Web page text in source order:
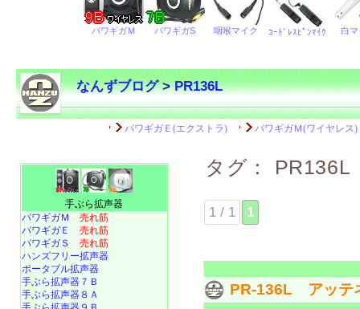
なんずブログ>PR136L
タグ： PR136L
1 / 1 1
PR-136L アッテ
手ぶら拡声器
パワギガＭ 売れ筋
パワギガＥ 売れ筋
パワギガＳ 売れ筋
ハンズフリー拡声器
ポータブル拡声器
手ぶら拡声器７Ｂ
手ぶら拡声器８Ａ